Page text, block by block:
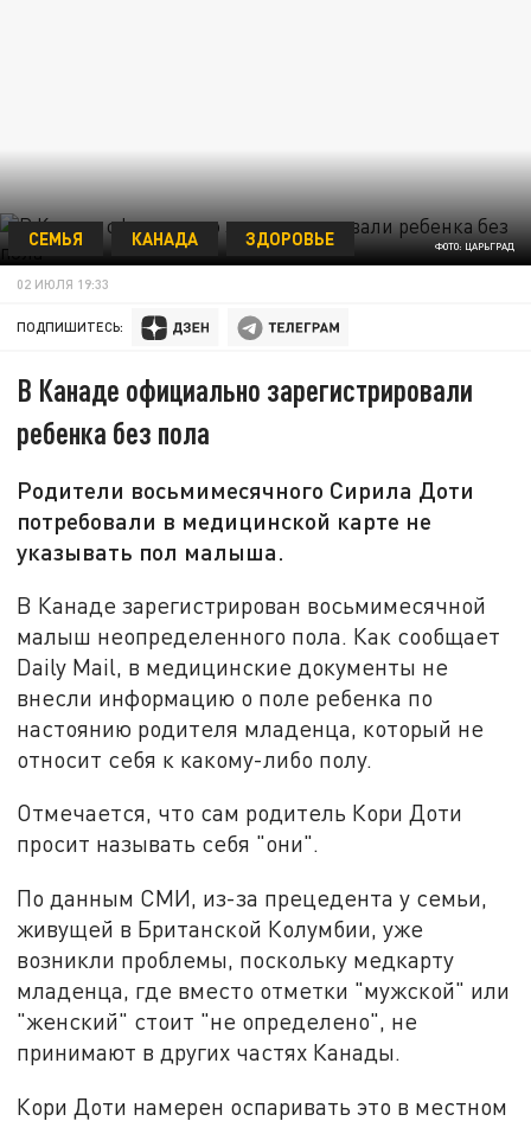
ФОТО: ЦАРЬГРАД
СЕМЬЯ КАНАДА ЗДОРОВЬЕ
02 ИЮЛЯ 19:33
ПОДПИШИТЕСЬ:
В Канаде официально зарегистрировали
ребенка без пола
Родители восьмимесячного Сирила Доти
потребовали в медицинской карте не
указывать пол малыша.
В Канаде зарегистрирован восьмимесячной
малыш неопределенного пола. Как сообщает
Daily Mail, в медицинские документы не
внесли информацию о поле ребенка по
настоянию родителя младенца, который не
относит себя к какому-либо полу.
Отмечается, что сам родитель Кори Доти
просит называть себя "они".
По данным СМИ, из-за прецедента у семьи,
живущей в Британской Колумбии, уже
возникли проблемы, поскольку медкарту
младенца, где вместо отметки "мужской" или
"женский" стоит "не определено", не
принимают в других частях Канады.
Кори Доти намерен оспаривать это в местном